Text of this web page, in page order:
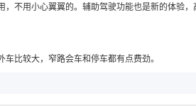
不用小心翼翼的。辅助驾驶功能也是新的体验
比较大，窄路会车和停车都有点费劲。